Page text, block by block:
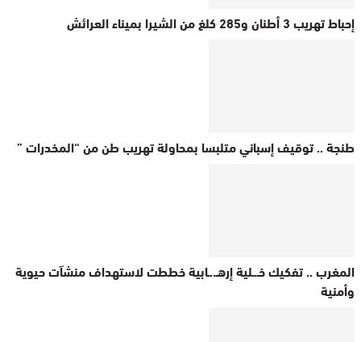
إحباط تهريب 3 أطنان و285 كلغ من الشيرا بميناء العرائش
طنجة .. توقيف إسباني متلبسا بمحاولة تهريب طن من “المخدرات ”
المغرب .. تفكيك خـ.ـلية إرهـ..ـابية خططت لاستهداف منشآت حيوية
وأمنية